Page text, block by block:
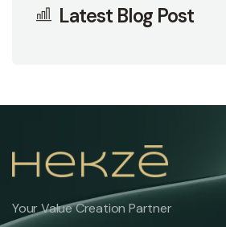
Latest Blog Post
Your Value Creation Partner